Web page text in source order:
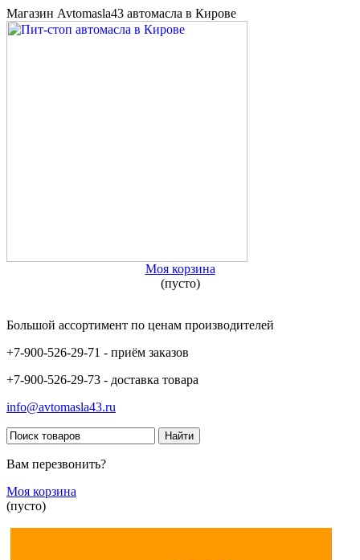
Магазин Avtomasla43 автомасла в Кирове
Моя корзина
(пусто)
Большой ассортимент по ценам производителей
+7-900-526-29-71 - приём заказов
+7-900-526-29-73 - доставка товара
info@avtomasla43.ru
Вам перезвонить?
Моя корзина
(пусто)